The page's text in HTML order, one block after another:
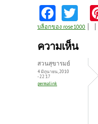
Fa
ce
b
o
o
k
w
itt
er
บล็อกของ rose1000
ความเห็น
สวนสุขารมย์
4 มิถุนายน, 2010
- 22:17
permalink